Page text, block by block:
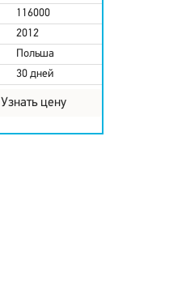
116000
2012
Польша
30 дней
Узнать цену